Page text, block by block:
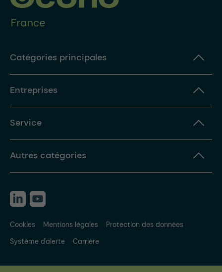
Catégories principales
Entreprises
Service
Autres catégories
Cookies Mentions légales
Protection des données
Système d'alerte
Carrière